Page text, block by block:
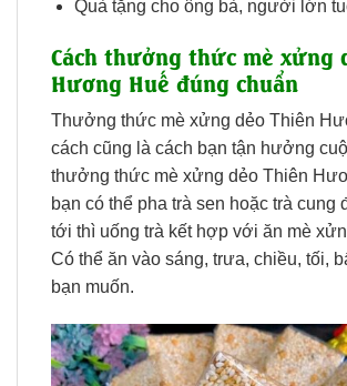
Quà tặng cho ông bà, người lớn
Cách thưởng thức mè xửng
Hương Huế đúng chuẩn
Thưởng thức mè xửng dẻo Thiên
cách cũng là cách bạn tận hưởng
thưởng thức mè xửng dẻo Thiên
bạn có thể pha trà sen hoặc trà cung
tới thì uống trà kết hợp với ăn mè
Có thể ăn vào sáng, trưa, chiều, tối,
bạn muốn.